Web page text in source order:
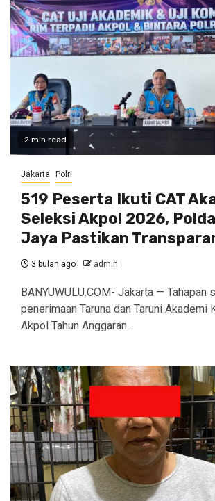
2 min read
Jakarta Polri
519 Peserta Ikuti CAT
Seleksi Akpol 2026,
Jaya Pastikan
3 bulan ago admin
BANYUWULU.COM- Jakarta — Tahapan
penerimaan Taruna dan Taruni Akademi
Akpol Tahun Anggaran…